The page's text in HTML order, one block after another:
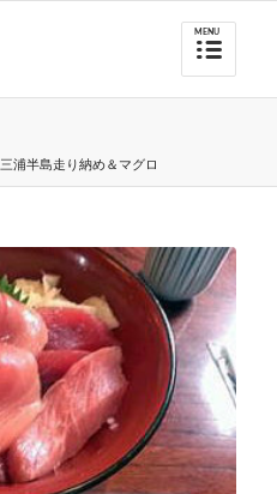
三浦半島走り納め＆マグロ